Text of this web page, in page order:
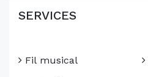
SERVICES
Fil musical